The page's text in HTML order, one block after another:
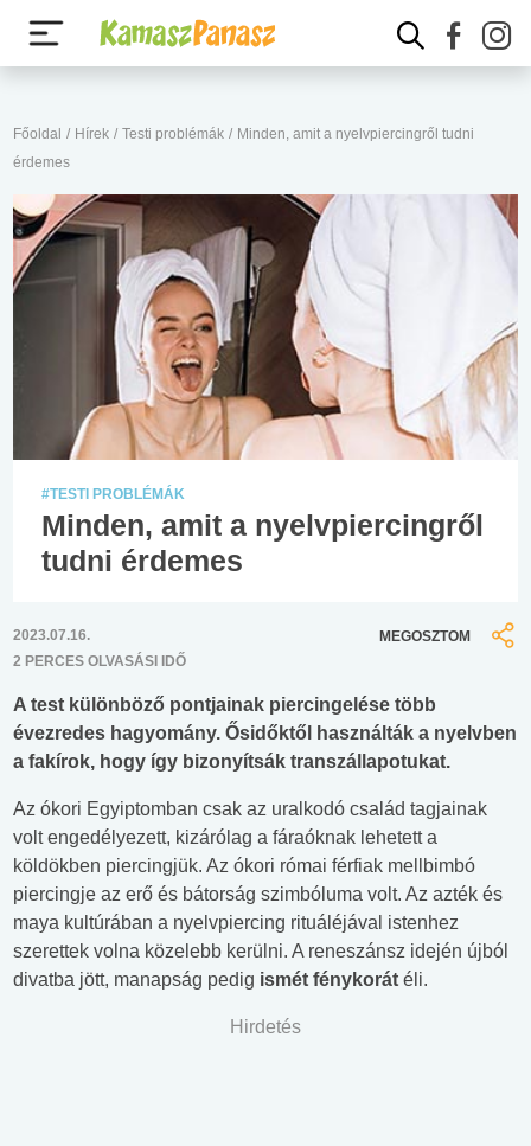
Főoldal / Hírek / Testi problémák / Minden, amit a nyelvpiercingről tudni
érdemes
#TESTI PROBLÉMÁK
Minden, amit a nyelvpiercingről
tudni érdemes
2023.07.16.
2 PERCES OLVASÁSI IDŐ
MEGOSZTOM
A test különböző pontjainak piercingelése több
évezredes hagyomány. Ősidőktől használták a nyelvben
a fakírok, hogy így bizonyítsák transzállapotukat.
Az ókori Egyiptomban csak az uralkodó család tagjainak
volt engedélyezett, kizárólag a fáraóknak lehetett a
köldökben piercingjük. Az ókori római férfiak mellbimbó
piercingje az erő és bátorság szimbóluma volt. Az azték és
maya kultúrában a nyelvpiercing rituáléjával istenhez
szerettek volna közelebb kerülni. A reneszánsz idején újból
divatba jött, manapság pedig ismét fénykorát éli.
Hirdetés